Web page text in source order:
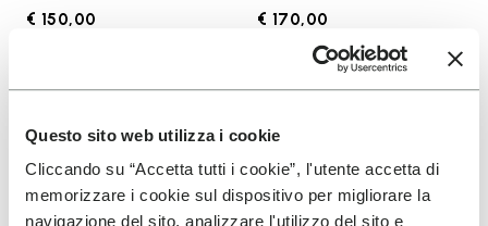
Questo sito web utilizza i cookie
Cliccando su “Accetta tutti i cookie”, l'utente accetta di
memorizzare i cookie sul dispositivo per migliorare la
navigazione del sito, analizzare l'utilizzo del sito e
€ 150,00 € 170,00